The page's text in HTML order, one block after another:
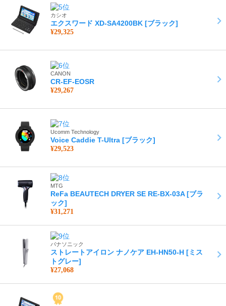
カシオ
エクスワード XD-SA4200BK [ブラック]
¥29,325
CANON
CR-EF-EOSR
¥29,267
Ucomm Technology
Voice Caddie T-Ultra [ブラック]
¥29,523
MTG
ReFa BEAUTECH DRYER SE RE-BX-03A [ブラ
ック]
¥31,271
パナソニック
ストレートアイロン ナノケア EH-HN50-H [ミス
トグレー]
¥27,068